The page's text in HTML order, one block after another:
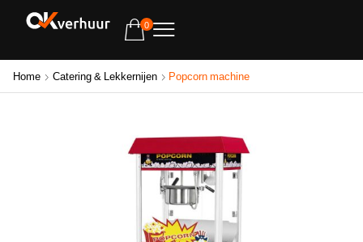
0
Home Catering & Lekkernijen Popcorn machine